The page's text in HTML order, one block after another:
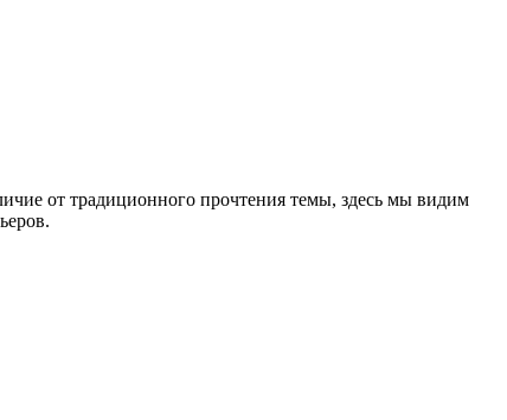
от традиционного прочтения темы, здесь мы видим